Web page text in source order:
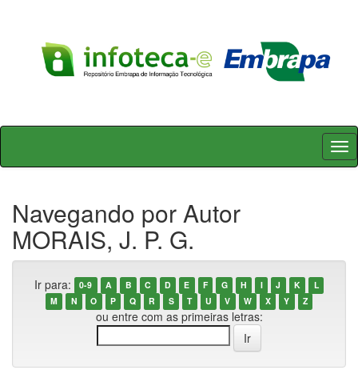
Skip
Navegando por Autor
MORAIS, J. P. G.
Ir para: 0-9 A B C D E F G H I J K
L
M
N O P Q R S T U V W X Y Z
ou entre com as primeiras letras: